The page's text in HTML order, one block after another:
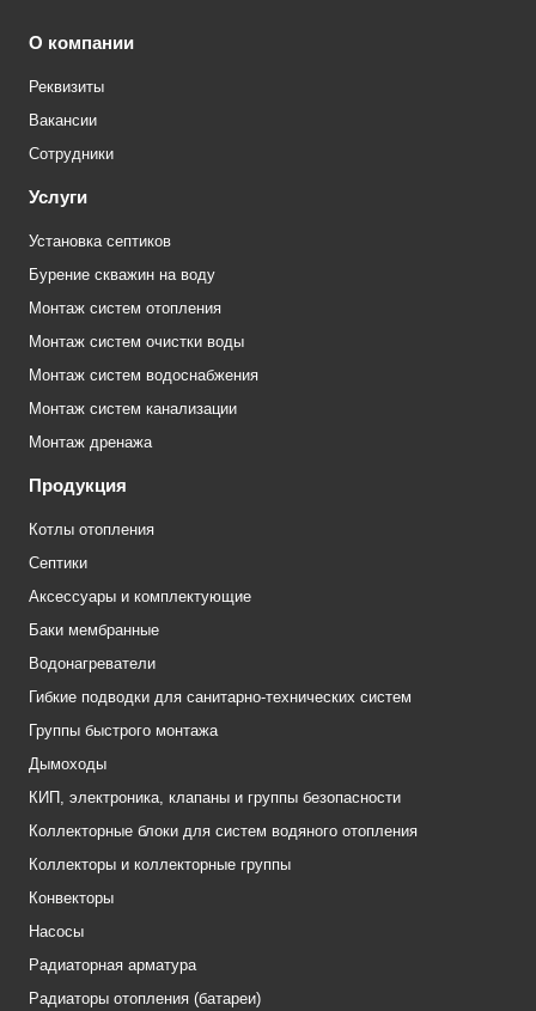
О компании
Реквизиты
Вакансии
Сотрудники
Услуги
Установка септиков
Бурение скважин на воду
Монтаж систем отопления
Монтаж систем очистки воды
Монтаж систем водоснабжения
Монтаж систем канализации
Монтаж дренажа
Продукция
Котлы отопления
Септики
Аксессуары и комплектующие
Баки мембранные
Водонагреватели
Гибкие подводки для санитарно-технических систем
Группы быстрого монтажа
Дымоходы
КИП, электроника, клапаны и группы безопасности
Коллекторные блоки для систем водяного отопления
Коллекторы и коллекторные группы
Конвекторы
Насосы
Радиаторная арматура
Радиаторы отопления (батареи)